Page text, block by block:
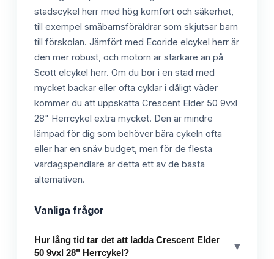
stadscykel herr med hög komfort och säkerhet,
till exempel småbarnsföräldrar som skjutsar barn
till förskolan. Jämfört med Ecoride elcykel herr är
den mer robust, och motorn är starkare än på
Scott elcykel herr. Om du bor i en stad med
mycket backar eller ofta cyklar i dåligt väder
kommer du att uppskatta Crescent Elder 50 9vxl
28" Herrcykel extra mycket. Den är mindre
lämpad för dig som behöver bära cykeln ofta
eller har en snäv budget, men för de flesta
vardagspendlare är detta ett av de bästa
alternativen.
Vanliga frågor
Hur lång tid tar det att ladda Crescent Elder
50 9vxl 28" Herrcykel?
▾